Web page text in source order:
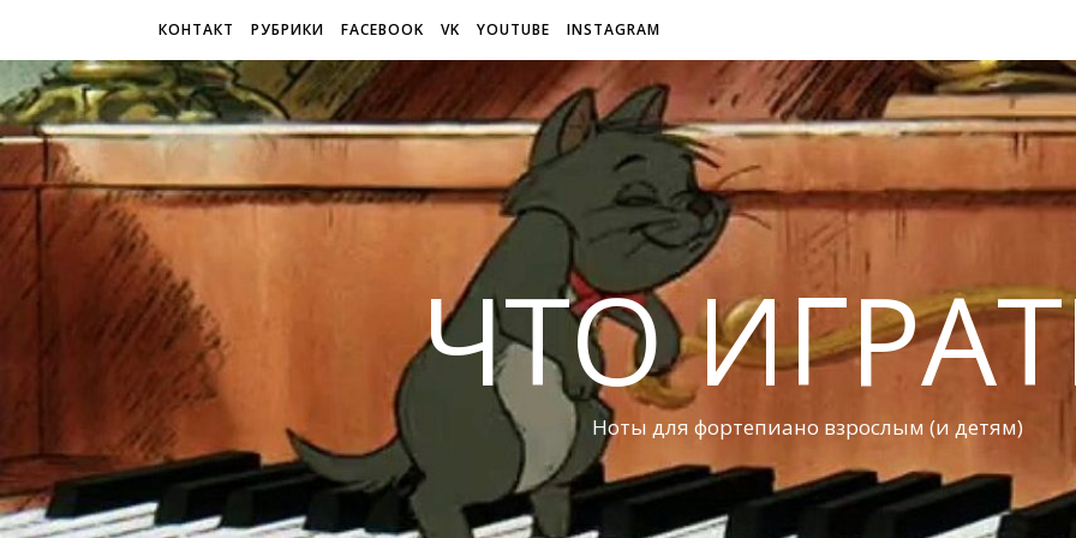
КОНТАКТ РУБРИКИ FACEBOOK VK YOUTUBE INSTAGRAM
ЧТО
Ноты для фортепиано взрослым (и детям)